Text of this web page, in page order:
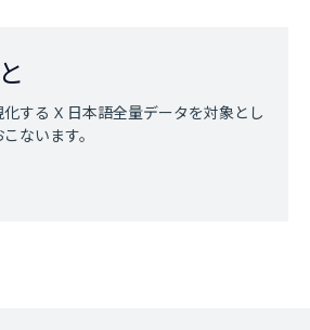
する X 日本語全量データを対象とし
ないます。